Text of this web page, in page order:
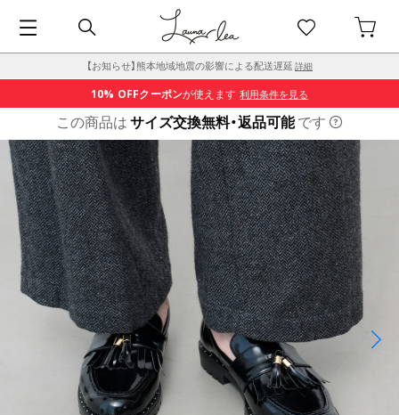
【お知らせ】熊本地域地震の影響による配送遅延 詳細
10% OFFクーポンが使えます 利用条件を見る
この商品はサイズ交換無料・返品可能です